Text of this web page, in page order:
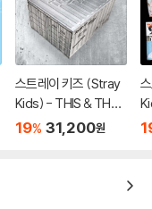
스트레이 키즈 (Stray
Kids) - THIS & THAT
[TRUCK VER.]
19% 31,200원